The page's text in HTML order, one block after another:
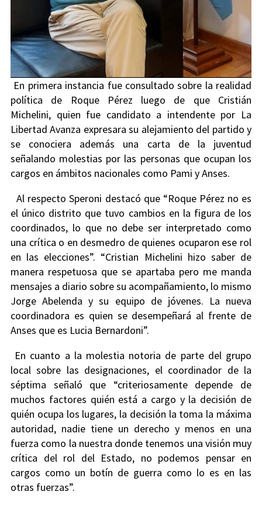
En primera instancia fue consultado sobre la realidad
política de Roque Pérez luego de que Cristián
Michelini, quien fue candidato a intendente por La
Libertad Avanza expresara su alejamiento del partido y
se conociera además una carta de la juventud
señalando molestias por las personas que ocupan los
cargos en ámbitos nacionales como Pami y Anses.
Al respecto Speroni destacó que “Roque Pérez no es
el único distrito que tuvo cambios en la figura de los
coordinados, lo que no debe ser interpretado como
una crítica o en desmedro de quienes ocuparon ese rol
en las elecciones”. “Cristian Michelini hizo saber de
manera respetuosa que se apartaba pero me manda
mensajes a diario sobre su acompañamiento, lo mismo
Jorge Abelenda y su equipo de jóvenes. La nueva
coordinadora es quien se desempeñará al frente de
Anses que es Lucia Bernardoni”.
En cuanto a la molestia notoria de parte del grupo
local sobre las designaciones, el coordinador de la
séptima señaló que “criteriosamente depende de
muchos factores quién está a cargo y la decisión de
quién ocupa los lugares, la decisión la toma la máxima
autoridad, nadie tiene un derecho y menos en una
fuerza como la nuestra donde tenemos una visión muy
crítica del rol del Estado, no podemos pensar en
cargos como un botín de guerra como lo es en las
otras fuerzas”.